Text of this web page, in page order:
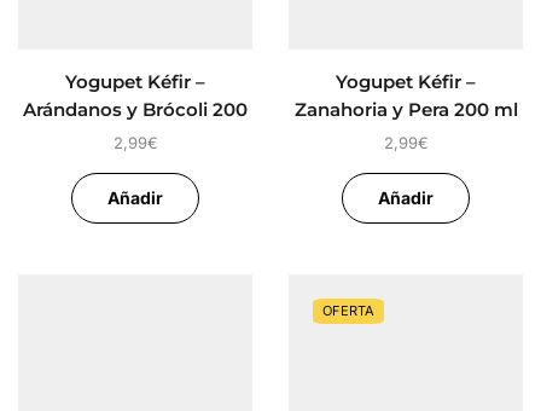
Yogupet Kéfir –
Arándanos y Brócoli 200
ml
2,99€
Añadir
Yogupet Kéfir –
Zanahoria y Pera 200 ml
2,99€
Añadir
OFERTA